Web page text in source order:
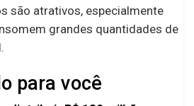
são atrativos, especialmente
grandes quantidades de
para você